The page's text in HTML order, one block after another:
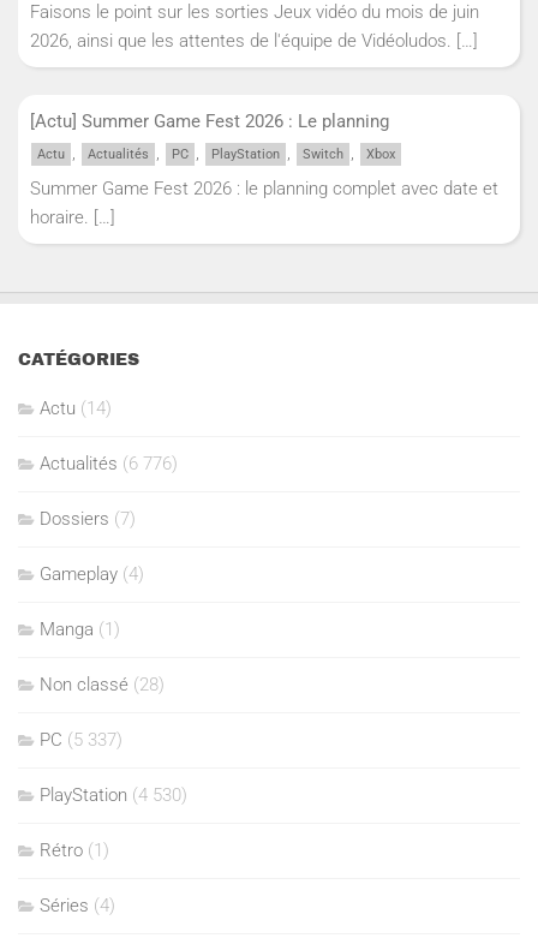
Faisons le point sur les sorties Jeux vidéo du mois de juin
2026, ainsi que les attentes de l'équipe de Vidéoludos. […]
[Actu] Summer Game Fest 2026 : Le planning
Actu Actualités PC PlayStation Switch Xbox
Summer Game Fest 2026 : le planning complet avec date et
horaire.
[…]
CATÉGORIES
Actu (14)
Actualités (6 776)
Dossiers (7)
Gameplay (4)
Manga (1)
Non classé (28)
PC (5 337)
PlayStation (4 530)
Rétro (1)
Séries (4)